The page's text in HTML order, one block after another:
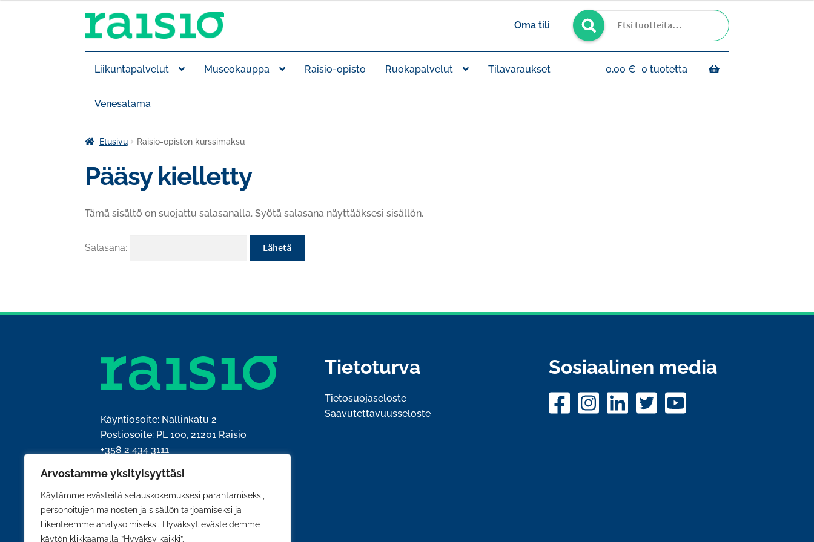
Arvostamme yksityisyyttäsi
Käytämme evästeitä selauskokemuksesi parantamiseksi,
personoitujen mainosten ja sisällön tarjoamiseksi ja
liikenteemme analysoimiseksi. Hyväksyt evästeidemme
käytön klikkaamalla ”Hyväksy kaikki”.
Siirry
Siirry
Oma tili
Etsi:
Haku
Liikuntapalvelut Museokauppa Raisio-opisto Ruokapalvelut Tilavaraukset
Venesatama
0,00 € 0 tuotetta
Etusivu Raisio-opiston kurssimaksu
Pääsy kielletty
Tämä sisältö on suojattu salasanalla. Syötä salasana näyttääksesi sisällön.
Salasana:
Käyntiosoite: Nallinkatu 2
Postiosoite: PL 100, 21201 Raisio
+358 2 434 3111
Y-tunnus: 0204428-5
Tietoturva
Tietosuojaseloste
Saavutettavuusseloste
Sosiaalinen media